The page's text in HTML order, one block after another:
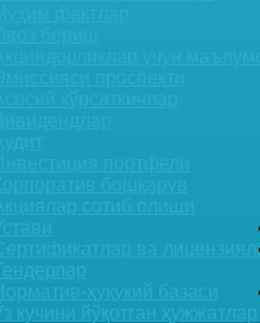
Сертификатлар ва